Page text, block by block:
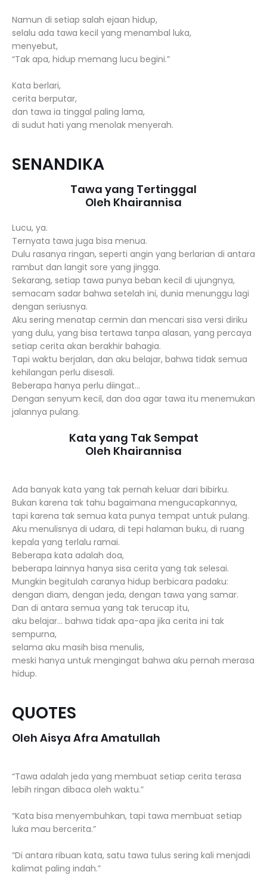
Namun di setiap salah ejaan hidup,
selalu ada tawa kecil yang menambal luka,
menyebut,
“Tak apa, hidup memang lucu begini.”
Kata berlari,
cerita berputar,
dan tawa ia tinggal paling lama,
di sudut hati yang menolak menyerah.
SENANDIKA
Tawa yang Tertinggal
Oleh Khairannisa
Lucu, ya.
Ternyata tawa juga bisa menua.
Dulu rasanya ringan, seperti angin yang berlarian di antara
rambut dan langit sore yang jingga.
Sekarang, setiap tawa punya beban kecil di ujungnya,
semacam sadar bahwa setelah ini, dunia menunggu lagi
dengan seriusnya.
Aku sering menatap cermin dan mencari sisa versi diriku
yang dulu, yang bisa tertawa tanpa alasan, yang percaya
setiap cerita akan berakhir bahagia.
Tapi waktu berjalan, dan aku belajar, bahwa tidak semua
kehilangan perlu disesali.
Beberapa hanya perlu diingat…
Dengan senyum kecil, dan doa agar tawa itu menemukan
jalannya pulang.
Kata yang Tak Sempat
Oleh Khairannisa
Ada banyak kata yang tak pernah keluar dari bibirku.
Bukan karena tak tahu bagaimana mengucapkannya,
tapi karena tak semua kata punya tempat untuk pulang.
Aku menulisnya di udara, di tepi halaman buku, di ruang
kepala yang terlalu ramai.
Beberapa kata adalah doa,
beberapa lainnya hanya sisa cerita yang tak selesai.
Mungkin begitulah caranya hidup berbicara padaku:
dengan diam, dengan jeda, dengan tawa yang samar.
Dan di antara semua yang tak terucap itu,
aku belajar… bahwa tidak apa-apa jika cerita ini tak
sempurna,
selama aku masih bisa menulis,
meski hanya untuk mengingat bahwa aku pernah merasa
hidup.
QUOTES
Oleh Aisya Afra Amatullah
“Tawa adalah jeda yang membuat setiap cerita terasa
lebih ringan dibaca oleh waktu.”
“Kata bisa menyembuhkan, tapi tawa membuat setiap
luka mau bercerita.”
“Di antara ribuan kata, satu tawa tulus sering kali menjadi
kalimat paling indah.”